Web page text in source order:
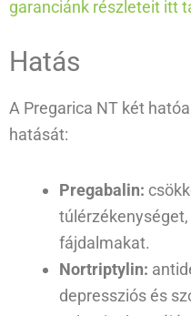
garanciánk részleteit itt
Hatás
A Pregarica NT két
hatását:
Pregabalin:
fájdalmakat.
Nortriptylin:
depressziós és